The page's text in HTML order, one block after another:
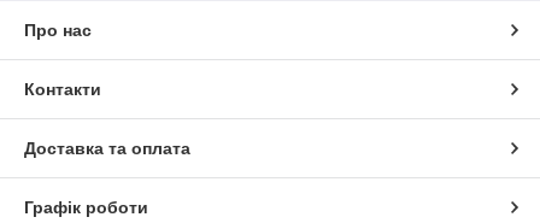
Про нас
Контакти
Доставка та оплата
Графік роботи